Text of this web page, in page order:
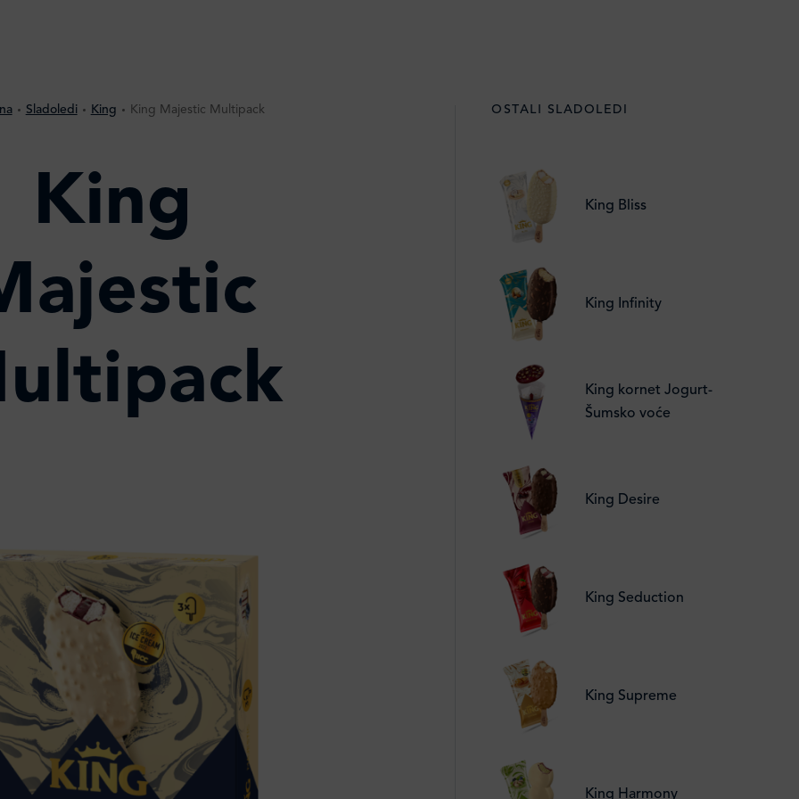
Sladoledi King King Majestic Multipack
King
OSTALI SLADOLEDI
King Bliss
King Infinity
King kornet Jogurt-
Šumsko voće
King Desire
King Seduction
King Supreme
King Harmony